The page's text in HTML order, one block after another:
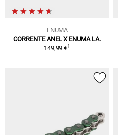
ENUMA
CORRENTE ANEL X ENUMA LA.
149,99 €1